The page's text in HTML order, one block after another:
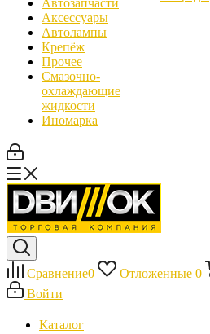
Автозапчасти
Аксессуары
Автолампы
Крепёж
Прочее
Смазочно-
охлаждающие
жидкости
Иномарка
Сравнение0 Отложенные 0
Войти
Каталог